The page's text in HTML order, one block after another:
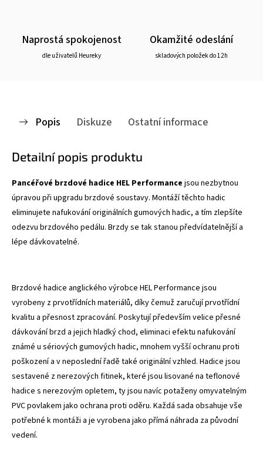
Naprostá spokojenost
dle uživatelů Heureky
Okamžité odeslání
skladových položek do 12h
Popis Diskuze Ostatní informace
Detailní popis produktu
Pancéřové brzdové hadice HEL Performance jsou nezbytnou
úpravou při upgradu brzdové soustavy. Montáží těchto hadic
eliminujete nafukování originálních gumových hadic, a tím zlepšíte
odezvu brzdového pedálu. Brzdy se tak stanou předvídatelnější a
lépe dávkovatelné.
Brzdové hadice anglického výrobce HEL Performance jsou
vyrobeny z prvotřídních materiálů, díky čemuž zaručují prvotřídní
kvalitu a přesnost zpracování. Poskytují především velice přesné
dávkování brzd a jejich hladký chod, eliminaci efektu nafukování
známé u sériových gumových hadic, mnohem vyšší ochranu proti
poškození a v neposlední řadě také originální vzhled. Hadice jsou
sestavené z nerezových fitinek, které jsou lisované na teflonové
hadice s nerezovým opletem, ty jsou navíc potaženy omyvatelným
PVC povlakem jako ochrana proti oděru. Každá sada obsahuje vše
potřebné k montáži a je vyrobena jako přímá náhrada za původní
vedení.